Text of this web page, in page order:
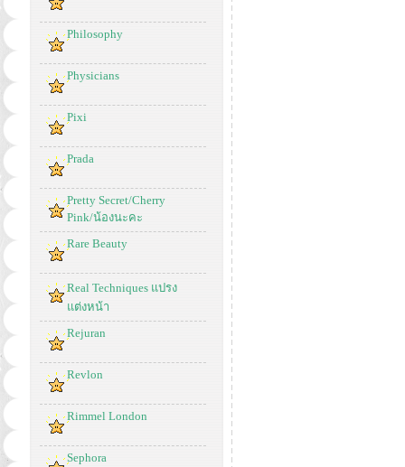
Philosophy
Physicians
Pixi
Prada
Pretty Secret/Cherry
Pink/น้องนะคะ
Rare Beauty
Real Techniques แปรง
แต่งหน้า
Rejuran
Revlon
Rimmel London
Sephora